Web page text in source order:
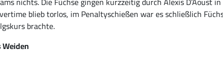
blieb torlos, im Penaltyschießen war es schließlich
brachte.